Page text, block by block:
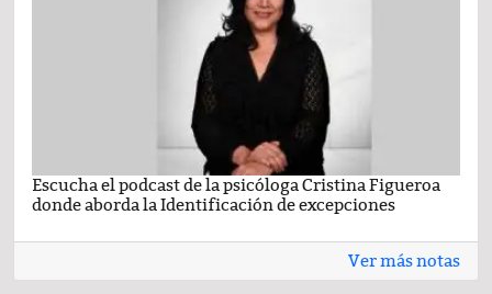
Escucha el podcast de la psicóloga Cristina Figueroa
donde aborda la Identificación de excepciones
Ver más notas